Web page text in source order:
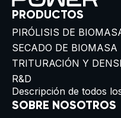
PRODUCTOS
PIRÓLISIS DE
SECADO DE BIOMASA
TRITURACIÓN Y
R&D
Descripción de todos
SOBRE NOSOTROS